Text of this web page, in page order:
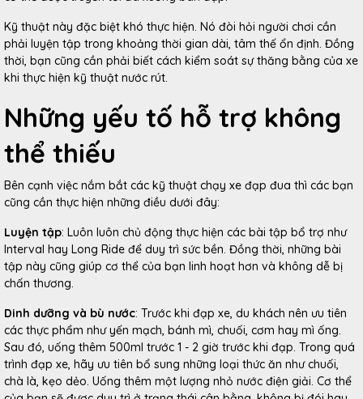
Kỹ thuật này đặc biệt khó thực hiện. Nó đòi hỏi người chơi cần
phải luyện tập trong khoảng thời gian dài, tâm thế ổn định. Đồng
thời, bạn cũng cần phải biết cách kiểm soát sự thăng bằng của xe
khi thực hiện kỹ thuật nước rút.
Những yếu tố hỗ trợ không
thể thiếu
Bên cạnh việc nắm bắt các kỹ thuật chạy xe đạp đua thì các bạn
cũng cần thực hiện những điều dưới đây:
Luyện tập: Luôn luôn chủ động thực hiện các bài tập bổ trợ như
Interval hay Long Ride để duy trì sức bền. Đồng thời, những bài
tập này cũng giúp cơ thể của bạn linh hoạt hơn và không dễ bị
chấn thương.
Dinh dưỡng và bù nước: Trước khi đạp xe, du khách nên ưu tiên
các thực phẩm như yến mạch, bánh mì, chuối, cơm hay mì ống.
Sau đó, uống thêm 500ml trước 1 - 2 giờ trước khi đạp. Trong quá
trình đạp xe, hãy ưu tiên bổ sung những loại thức ăn như chuối,
chà là, kẹo dẻo. Uống thêm một lượng nhỏ nước điện giải. Cơ thể